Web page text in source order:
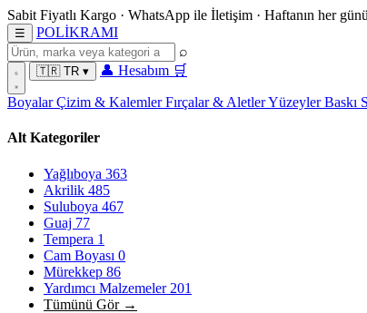
Sabit Fiyatlı Kargo · WhatsApp ile İletişim · Haftanın her günü
☰ POLİKRAMI
⌕
🇹🇷 TR ▾ 👤 Hesabım 🛒
BoyalarÇizim & KalemlerFırçalar & AletlerYüzeylerBaskı
Alt Kategoriler
Yağlıboya 363
Akrilik 485
Suluboya 467
Guaj 77
Tempera 1
Cam Boyası 0
Mürekkep 86
Yardımcı Malzemeler 201
Tümünü Gör →